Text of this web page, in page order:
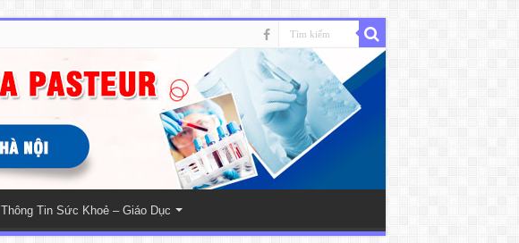
Thông Tin Sức Khoẻ – Giáo Dục